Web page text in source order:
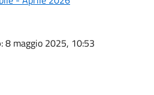
: 8 maggio 2025, 10:53